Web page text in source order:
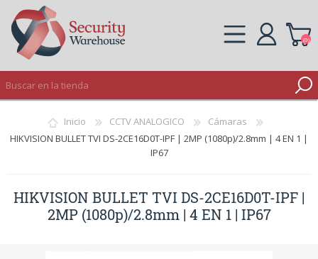
INICIAR SESIÓN
(0)
Inicio CCTV ANALOGICO
Cámaras
HIKVISION BULLET TVI DS-2CE16D0T-IPF | 2MP (1080p)/2.8mm | 4 EN 1 |
IP67
HIKVISION BULLET TVI DS-2CE16D0T-IPF |
2MP (1080p)/2.8mm | 4 EN 1 | IP67